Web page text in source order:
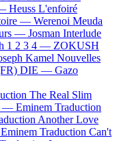
Heuss L'enfoiré
— Werenoi Meuda
— Josman Interlude
1 2 3 4 — ZOKUSH
Kamel Nouvelles
DIE — Gazo
The Real Slim
— Eminem Traduction
Another Love
Eminem Traduction Can't